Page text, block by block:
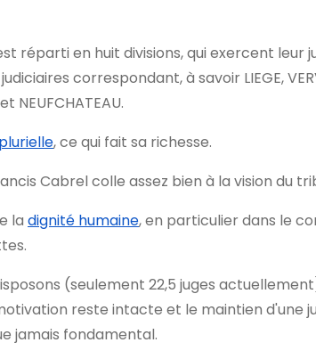
réparti en huit divisions, qui exercent leur
correspondant, à savoir LIEGE,
NEUFCHATEAU.
plurielle, ce qui fait sa richesse.
Cabrel colle assez bien à la vision du
la dignité humaine, en particulier dans le
(seulement 22,5 juges
reste intacte et le maintien d'une
jamais fondamental.